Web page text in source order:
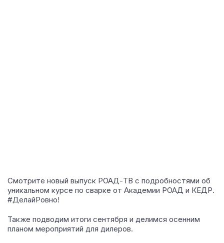
Смотрите новый выпуск РОАД-ТВ с подробностями об
уникальном курсе по сварке от Академии РОАД и КЕДР.
#ДелайРовно!
Также подводим итоги сентября и делимся осенним
планом мероприятий для дилеров.